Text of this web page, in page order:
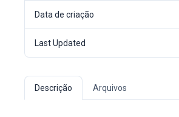
Data de criação
Last Updated
Descrição Arquivos